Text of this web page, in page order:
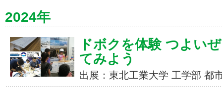
2024年
ドボクを体験 つよい
てみよう
出展：東北工業大学 工学部 都